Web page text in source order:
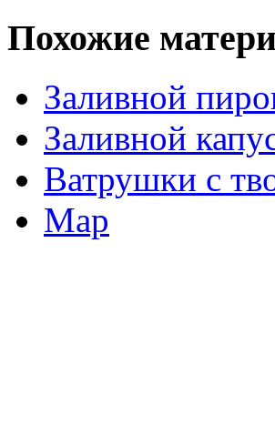
Похожие
Заливной
Заливной
Ватрушки с
Мар